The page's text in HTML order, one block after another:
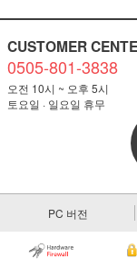
CUSTOMER
0505-801-3838
오전 10시 ~ 오후 5시
토요일 · 일요일 휴무
PC 버전